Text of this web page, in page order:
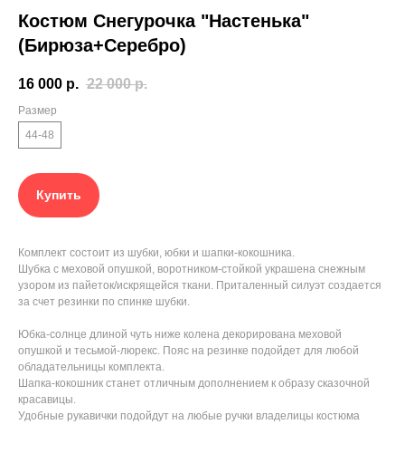
Костюм Снегурочка "Настенька"
(Бирюза+Серебро)
16 000 р. 22 000 р.
Размер
44-48
Купить
Комплект состоит из шубки, юбки и шапки-кокошника.
Шубка с меховой опушкой, воротником-стойкой украшена снежным
узором из пайеток/искрящейся ткани. Приталенный силуэт создается
за счет резинки по спинке шубки.
Юбка-солнце длиной чуть ниже колена декорирована меховой
опушкой и тесьмой-люрекс. Пояс на резинке подойдет для любой
обладательницы комплекта.
Шапка-кокошник станет отличным дополнением к образу сказочной
красавицы.
Удобные рукавички подойдут на любые ручки владелицы костюма